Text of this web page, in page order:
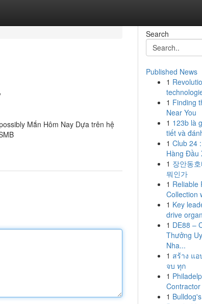
Mắn Hôm Nay Dựa trên hệ
Search
Published News
1
1 Finding
Near You
1 123b là
tiết và
1 Club 24
Hàng Đầu
1 장안동
뭐인가
1 Reliable
Collection
1 Key
drive
1 DE88 –
Thưởng
Nha...
1 สร้าง แอ
จบ ทุก
1
1